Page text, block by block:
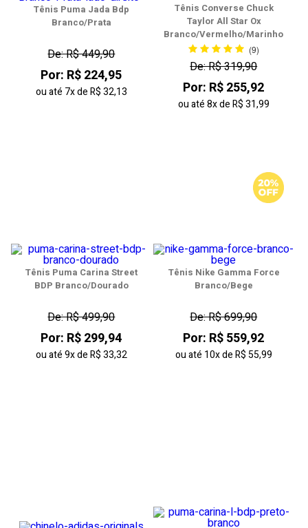
Tênis Puma Jada Bdp
Branco/Prata
De: R$ 449,90
Por: R$ 224,95
ou até 7xdeR$ 32,13
Tênis Converse Chuck
Taylor All Star Ox
Branco/Vermelho/Marinho
(9)
De: R$ 319,90
Por: R$ 255,92
ou até8xdeR$ 31,99
Tênis Puma Carina Street
BDP Branco/Dourado
De: R$ 499,90
Por: R$ 299,94
ou até9xdeR$ 33,32
Tênis Nike Gamma Force
Branco/Bege
De: R$ 699,90
Por: R$ 559,92
ou até 10xdeR$ 55,99